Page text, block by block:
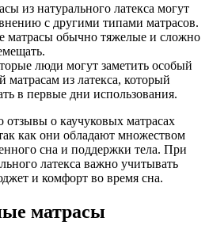
из натурального латекса могут
с другими типами матрасов.
матрасы обычно тяжелые и сложно
люди могут заметить особый
матрасам из латекса, который
в первые дни использования.
отзывы о каучуковых матрасах
как они обладают множеством
сна и поддержки тела. При
латекса важно учитывать
и комфорт во время сна.
матрасы